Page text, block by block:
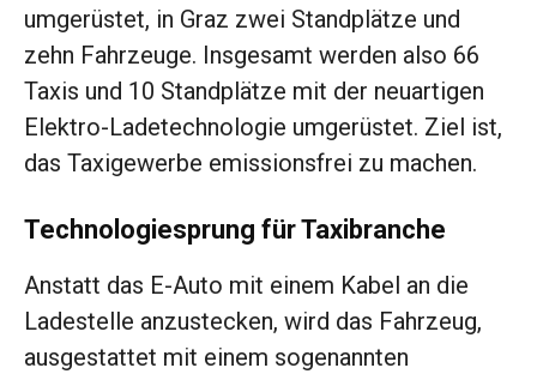
umgerüstet, in Graz zwei Standplätze und
zehn Fahrzeuge. Insgesamt werden also 66
Taxis und 10 Standplätze mit der neuartigen
Elektro-Ladetechnologie umgerüstet. Ziel ist,
das Taxigewerbe emissionsfrei zu machen.
Technologiesprung für Taxibranche
Anstatt das E-Auto mit einem Kabel an die
Ladestelle anzustecken, wird das Fahrzeug,
ausgestattet mit einem sogenannten